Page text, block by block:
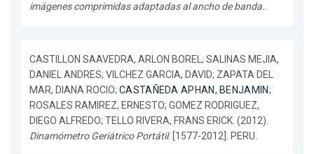
imágenes comprimidas adaptadas al ancho de banda..
CASTILLON SAAVEDRA, ARLON BOREL; SALINAS MEJIA,
DANIEL ANDRES; VILCHEZ GARCIA, DAVID; ZAPATA DEL
MAR, DIANA ROCIO; CASTAÑEDA APHAN, BENJAMIN;
ROSALES RAMIREZ, ERNESTO; GOMEZ RODRIGUEZ,
DIEGO ALFREDO; TELLO RIVERA, FRANS ERICK. (2012).
Dinamómetro Geriátrico Portátil. [1577-2012]. PERU.